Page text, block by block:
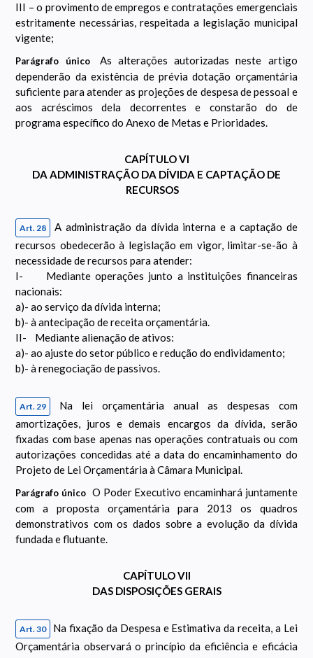
III – o provimento de empregos e contratações emergenciais
estritamente necessárias, respeitada a legislação municipal
vigente;
Parágrafo único
As alterações autorizadas neste artigo
dependerão da existência de prévia dotação orçamentária
suficiente para atender as projeções de despesa de pessoal e
aos acréscimos dela decorrentes e constarão do de
programa específico do Anexo de Metas e Prioridades.
CAPÍTULO VI
DA ADMINISTRAÇÃO DA DÍVIDA E CAPTAÇÃO DE
RECURSOS
Art. 28
A administração da dívida interna e a captação de
recursos obedecerão à legislação em vigor, limitar-se-ão à
necessidade de recursos para atender:
I- Mediante operações junto a instituições financeiras
nacionais:
a)- ao serviço da dívida interna;
b)- à antecipação de receita orçamentária.
II- Mediante alienação de ativos:
a)- ao ajuste do setor público e redução do endividamento;
b)- à renegociação de passivos.
Art. 29
Na lei orçamentária anual as despesas com
amortizações, juros e demais encargos da dívida, serão
fixadas com base apenas nas operações contratuais ou com
autorizações concedidas até a data do encaminhamento do
Projeto de Lei Orçamentária à Câmara Municipal.
Parágrafo único O Poder Executivo encaminhará juntamente
com a proposta orçamentária para 2013 os quadros
demonstrativos com os dados sobre a evolução da dívida
fundada e flutuante.
CAPÍTULO VII
DAS DISPOSIÇÕES GERAIS
Art. 30
Na fixação da Despesa e Estimativa da receita, a Lei
Orçamentária observará o princípio da eficiência e eficácia